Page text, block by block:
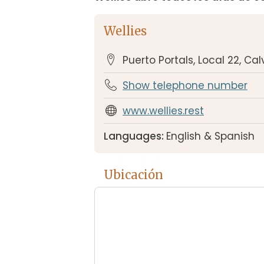
Wellies
Puerto Portals, Local 22,
Show telephone number
www.wellies.rest
Languages: English & Spanish
Ubicación